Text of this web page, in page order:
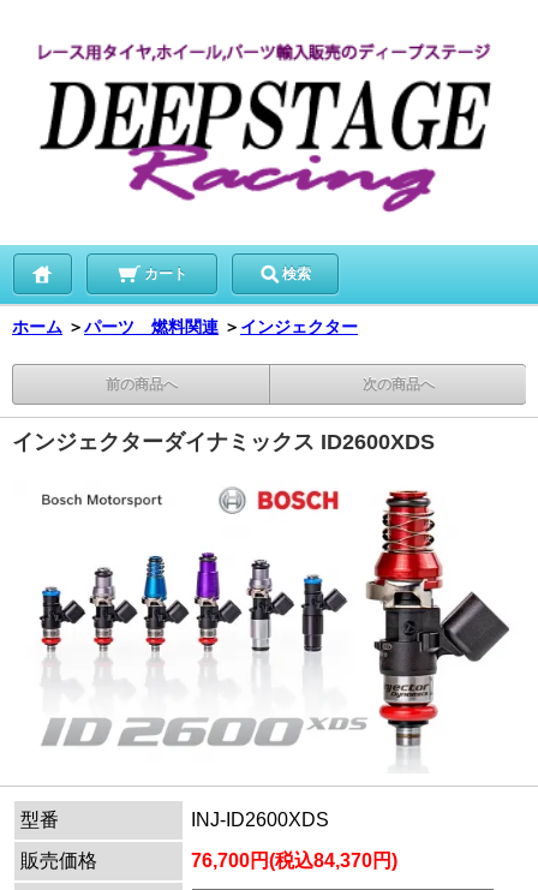
カート 検索
ホーム ＞パーツ 燃料関連 ＞ インジェクター
前の商品へ 次の商品へ
インジェクターダイナミックス ID2600XDS
型番
INJ-ID2600XDS
販売価格
76,700円(税込84,370円)